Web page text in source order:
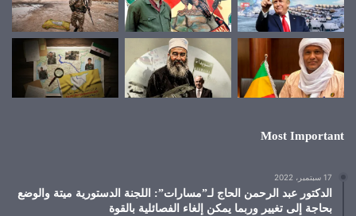
Most Important
17 سبتمبر، 2022
الدكتور عبد الرحمن الحاج لـ”مسارات”: اللجنة الدستورية ميتة والوضع
بحاجة إلى تغيير وربما يمكن إلغاء الفصائلية بالقوة